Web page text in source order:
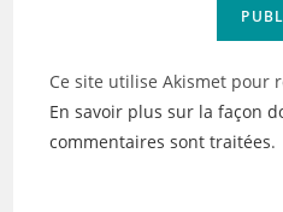
Ce site utilise Akismet pour
En savoir plus sur la façon
commentaires sont traitées.